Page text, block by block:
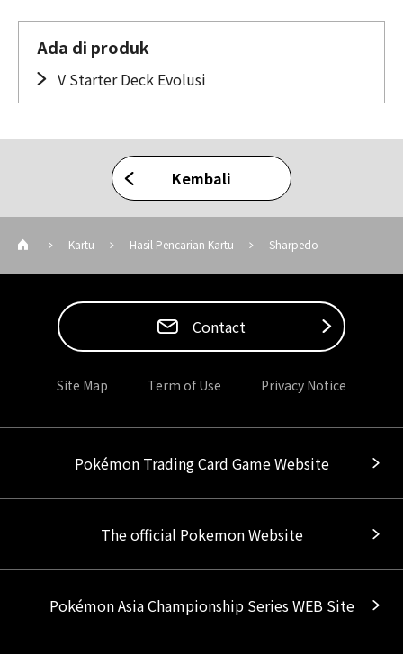
Ada di produk
V Starter Deck Evolusi
Kembali
Kartu Hasil Pencarian Kartu Sharpedo
Contact
Site Map Term of Use Privacy Notice
Pokémon Trading Card Game Website
The official Pokemon Website
Pokémon Asia Championship Series WEB Site